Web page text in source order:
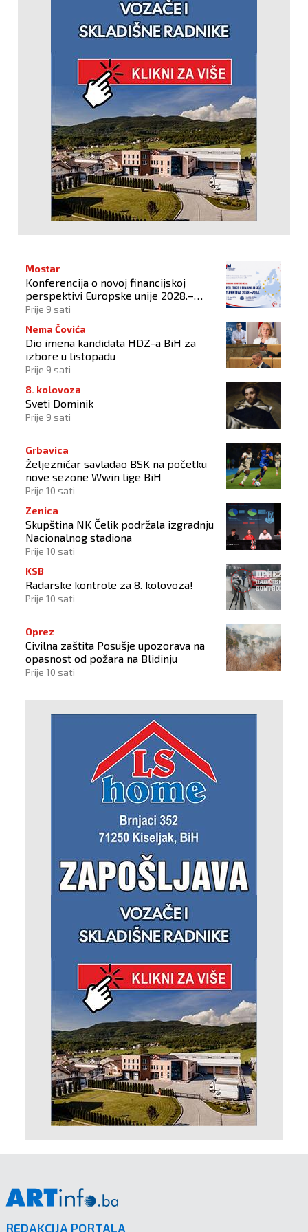
Mostar
Konferencija o novoj financijskoj
perspektivi Europske unije 2028.–
2034.
Prije 9 sati
Nema Čovića
Dio imena kandidata HDZ-a BiH za
izbore u listopadu
Prije 9 sati
8. kolovoza
Sveti Dominik
Prije 9 sati
Grbavica
Željezničar savladao BSK na početku
nove sezone Wwin lige BiH
Prije 10 sati
Zenica
Skupština NK Čelik podržala izgradnju
Nacionalnog stadiona
Prije 10 sati
KSB
Radarske kontrole za 8. kolovoza!
Prije 10 sati
Oprez
Civilna zaštita Posušje upozorava na
opasnost od požara na Blidinju
Prije 10 sati
REDAKCIJA PORTALA